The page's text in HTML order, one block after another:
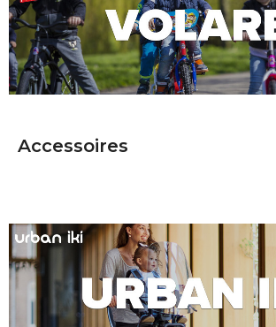
Accessoires